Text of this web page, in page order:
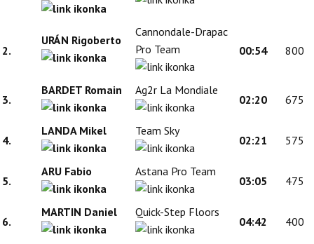
2.
URÁN Rigoberto
Cannondale-Drapac
Pro Team
00:54 800
3.
BARDET Romain Ag2r La Mondiale
02:20 675
4.
LANDA Mikel Team Sky
02:21 575
5.
ARU Fabio Astana Pro Team
03:05 475
6.
MARTIN Daniel Quick-Step Floors
04:42 400